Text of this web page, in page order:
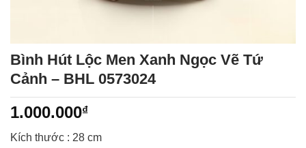
Bình Hút Lộc Men Xanh Ngọc Vẽ Tứ
Cảnh – BHL 0573024
1.000.000₫
Kích thước : 28 cm